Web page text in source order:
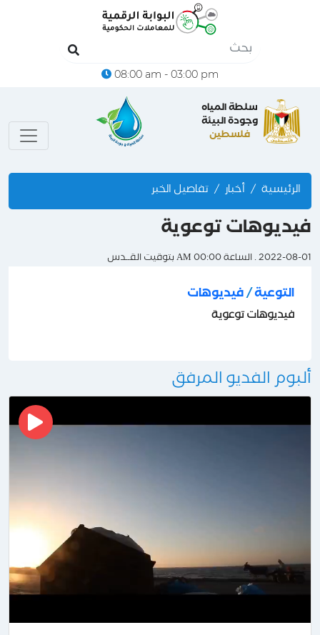
08:00 am - 03:00 pm
سلطة المياه
وجودة البيئة
فلسطين
الرئيسية أخبار تفاصيل الخبر
فيديوهات توعوية
2022-08-01 . الساعة 00:00 AM بتوقيت القــدس
التوعية/فيديوهات
فيديوهات توعوية
ألبوم الفديو المرفق